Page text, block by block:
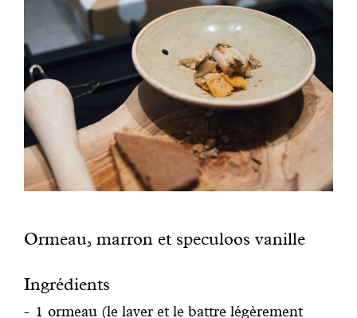
Ormeau, marron et speculoos vanille
Ingrédients
1 ormeau (le laver et le battre légèrement